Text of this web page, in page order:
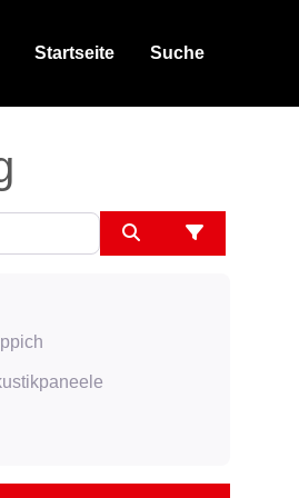
Startseite Suche
SuchenAdvanced